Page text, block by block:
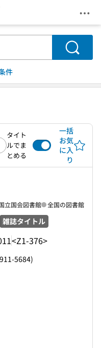
メ
検索
件
タイト
ルでま
とめる
一括
お気
に入
り
雑誌タイトル
<Z1-376>
立国会図書館 全国の図書館
5684)